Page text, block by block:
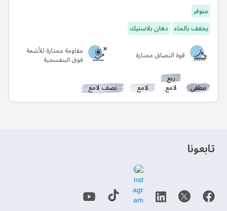
متوفر
يخفف بالماء دهان بلاستيك
قوة التصاق ممتازة
مقاومة ممتازة للأشعة
فوق البنفسجية
مطفي
ربع
لامع لامع نصف لامع
‫تابعونا‬